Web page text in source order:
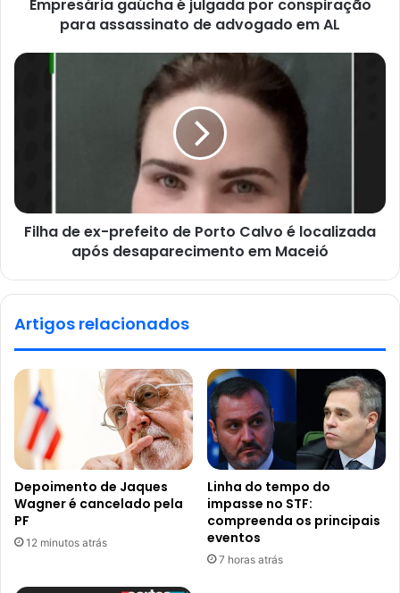
Empresária gaúcha é julgada por conspiração
para assassinato de advogado em AL
Filha de ex-prefeito de Porto Calvo é localizada
após desaparecimento em Maceió
Artigos relacionados
Depoimento de Jaques
Wagner é cancelado pela
PF
12 minutos atrás
Linha do tempo do
impasse no STF:
compreenda os principais
eventos
7 horas atrás